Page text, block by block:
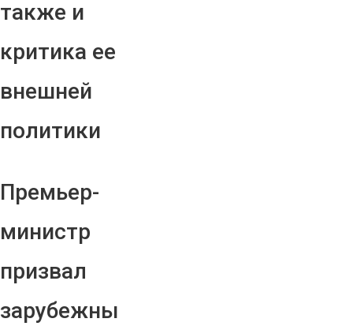
также и
критика ее
внешней
политики
Премьер-
министр
призвал
зарубежны